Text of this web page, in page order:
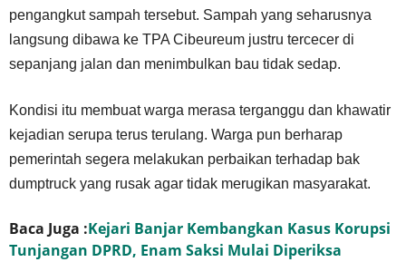
pengangkut sampah tersebut. Sampah yang seharusnya
langsung dibawa ke TPA Cibeureum justru tercecer di
sepanjang jalan dan menimbulkan bau tidak sedap.
Kondisi itu membuat warga merasa terganggu dan khawatir
kejadian serupa terus terulang. Warga pun berharap
pemerintah segera melakukan perbaikan terhadap bak
dumptruck yang rusak agar tidak merugikan masyarakat.
Baca Juga :Kejari Banjar Kembangkan Kasus Korupsi
Tunjangan DPRD, Enam Saksi Mulai Diperiksa